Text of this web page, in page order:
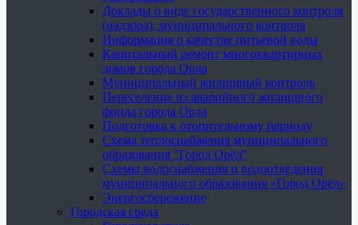
Доклады о виде государственного контроля
(надзора), муниципального контроля
Информация о качестве питьевой воды
Капитальный ремонт многоквартирных
домов города Орла
Муниципальный жилищный контроль
Переселение из аварийного жилищного
фонда города Орла
Подготовка к отопительному периоду
Схема теплоснабжения муниципального
образования "Город Орёл"
Схемы водоснабжения и водоотведения
муниципального образования «Город Орёл»
Энергосбережение
Городская среда